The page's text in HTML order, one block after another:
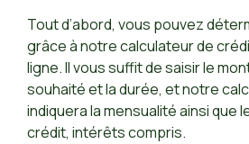
Tout d’abord, vous pouvez
grâce à notre calculateur de
ligne. Il vous suffit de saisir le
souhaité et la durée, et notre
indiquera la mensualité ainsi que
crédit, intérêts compris.